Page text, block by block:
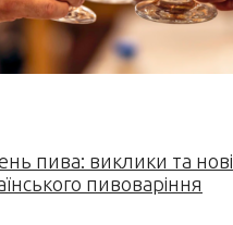
пива: виклики та нові
пивоваріння